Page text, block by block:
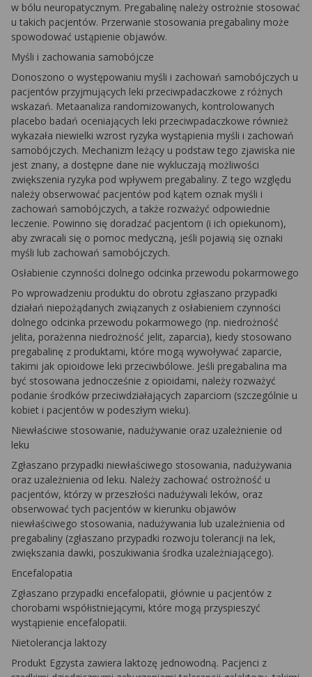
w bólu neuropatycznym. Pregabalinę należy ostrożnie stosować
u takich pacjentów. Przerwanie stosowania pregabaliny może
spowodować ustąpienie objawów.
Myśli i zachowania samobójcze
Donoszono o występowaniu myśli i zachowań samobójczych u
pacjentów przyjmujących leki przeciwpadaczkowe z różnych
wskazań. Metaanaliza randomizowanych, kontrolowanych
placebo badań oceniających leki przeciwpadaczkowe również
wykazała niewielki wzrost ryzyka wystąpienia myśli i zachowań
samobójczych. Mechanizm leżący u podstaw tego zjawiska nie
jest znany, a dostępne dane nie wykluczają możliwości
zwiększenia ryzyka pod wpływem pregabaliny. Z tego względu
należy obserwować pacjentów pod kątem oznak myśli i
zachowań samobójczych, a także rozważyć odpowiednie
leczenie. Powinno się doradzać pacjentom (i ich opiekunom),
aby zwracali się o pomoc medyczną, jeśli pojawią się oznaki
myśli lub zachowań samobójczych.
Osłabienie czynności dolnego odcinka przewodu pokarmowego
Po wprowadzeniu produktu do obrotu zgłaszano przypadki
działań niepożądanych związanych z osłabieniem czynności
dolnego odcinka przewodu pokarmowego (np. niedrożność
jelita, porażenna niedrożność jelit, zaparcia), kiedy stosowano
pregabalinę z produktami, które mogą wywoływać zaparcie,
takimi jak opioidowe leki przeciwbólowe. Jeśli pregabalina ma
być stosowana jednocześnie z opioidami, należy rozważyć
podanie środków przeciwdziałających zaparciom (szczególnie u
kobiet i pacjentów w podeszłym wieku).
Niewłaściwe stosowanie, nadużywanie oraz uzależnienie od
leku
Zgłaszano przypadki niewłaściwego stosowania, nadużywania
oraz uzależnienia od leku. Należy zachować ostrożność u
pacjentów, którzy w przeszłości nadużywali leków, oraz
obserwować tych pacjentów w kierunku objawów
niewłaściwego stosowania, nadużywania lub uzależnienia od
pregabaliny (zgłaszano przypadki rozwoju tolerancji na lek,
zwiększania dawki, poszukiwania środka uzależniającego).
Encefalopatia
Zgłaszano przypadki encefalopatii, głównie u pacjentów z
chorobami współistniejącymi, które mogą przyspieszyć
wystąpienie encefalopatii.
Nietolerancja laktozy
Produkt Egzysta zawiera laktozę jednowodną. Pacjenci z